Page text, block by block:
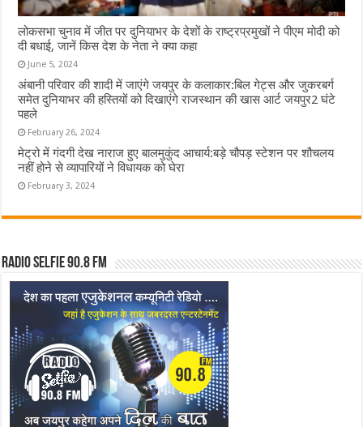
लोकसभा चुनाव में जीत पर दुनियाभर के देशों के राष्ट्रप्रमुखों ने पीएम मोदी को
दी बधाई, जानें किस देश के नेता ने क्या कहा
June 5, 2024
अंबानी परिवार की शादी में जाएंगे जयपुर के कलाकार:बिल गेट्स और जुकरबर्ग
समेत दुनियाभर की हस्तियों को दिखाएंगे राजस्थान की खास आर्ट जयपुर2 घंटे
पहले
February 26, 2024
मेट्रो में गंदगी देख नाराज हुए बालमुकुंद आचार्य:बड़े चौपड़ स्टेशन पर शौचलय
नहीं होने से व्यापारियों ने विधायक को घेरा
February 3, 2024
Radio Selfie 90.8 FM